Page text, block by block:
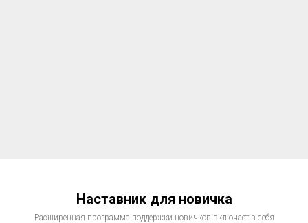
Наставник для новичка
Расширенная программа поддержки новичков включает в себя